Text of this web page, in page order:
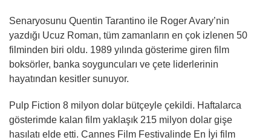
Senaryosunu Quentin Tarantino ile Roger Avary’nin
yazdığı Ucuz Roman, tüm zamanların en çok izlenen 50
filminden biri oldu. 1989 yılında gösterime giren film
boksörler, banka soyguncuları ve çete liderlerinin
hayatından kesitler sunuyor.
Pulp Fiction 8 milyon dolar bütçeyle çekildi. Haftalarca
gösterimde kalan film yaklaşık 215 milyon dolar gişe
hasılatı elde etti. Cannes Film Festivalinde En İyi film